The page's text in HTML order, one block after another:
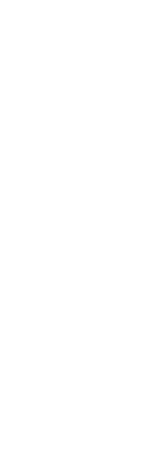
pseudonyme.
de nos
votre compte
de
pouvez
du